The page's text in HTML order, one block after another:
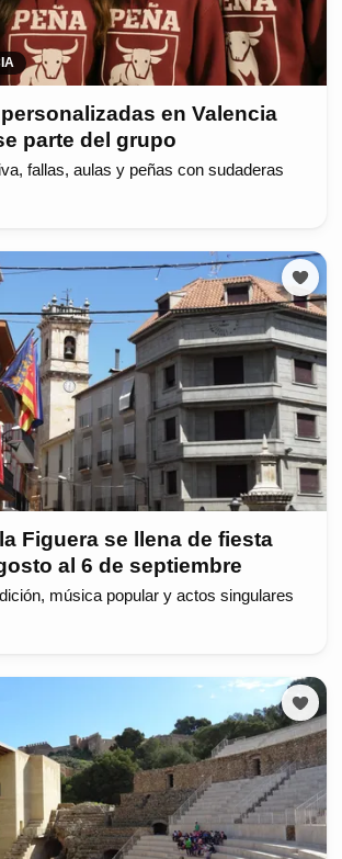
en Valencia
parte del grupo
fallas, aulas y peñas con sudaderas
Figuera se llena de fiesta
al 6 de septiembre
música popular y actos singulares